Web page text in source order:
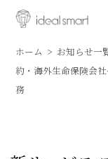
ホーム お知らせ一
約・海外生命保険会
務